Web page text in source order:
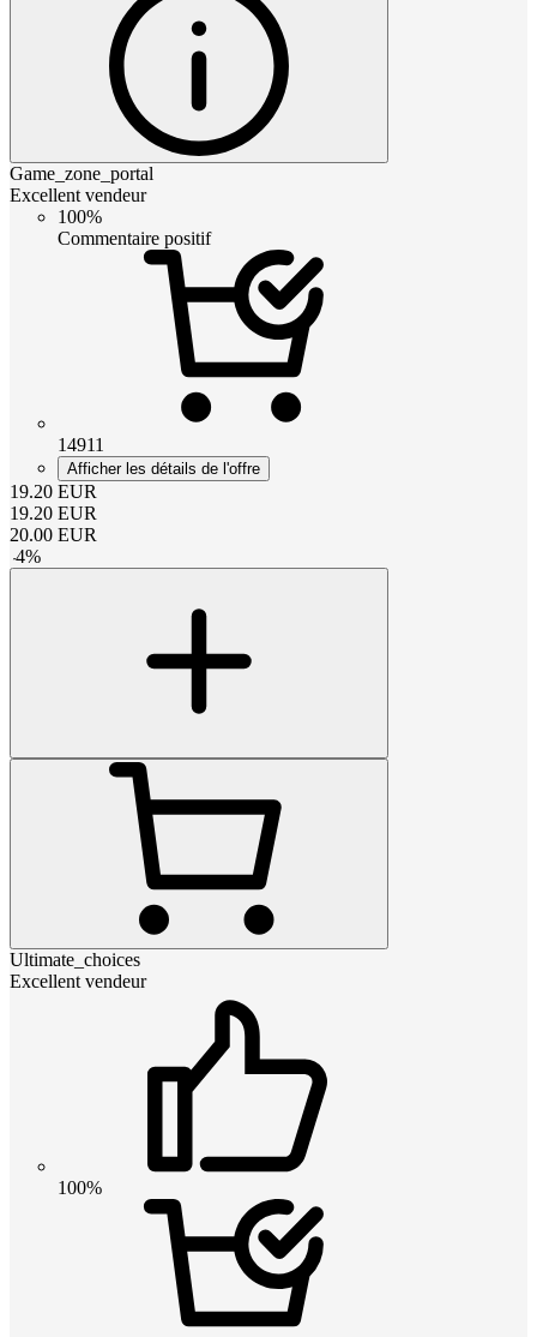
Game_zone_portal
Excellent vendeur
100%
Commentaire positif
14911
Afficher les détails de l'offre
19.20 EUR
19.20 EUR
20.00 EUR
-4%
Ultimate_choices
Excellent vendeur
100%